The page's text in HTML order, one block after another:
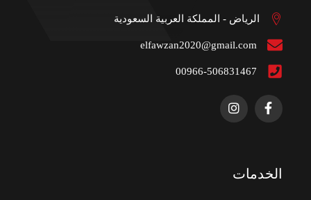
الرياض - المملكة العربية السعودية
elfawzan2020@gmail.com
00966-506831467
الخدمات